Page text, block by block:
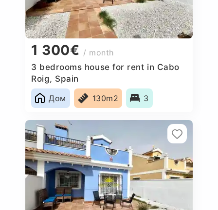
1 300€ / month
3 bedrooms house for rent in Cabo
Roig, Spain
Дом
130m2 3